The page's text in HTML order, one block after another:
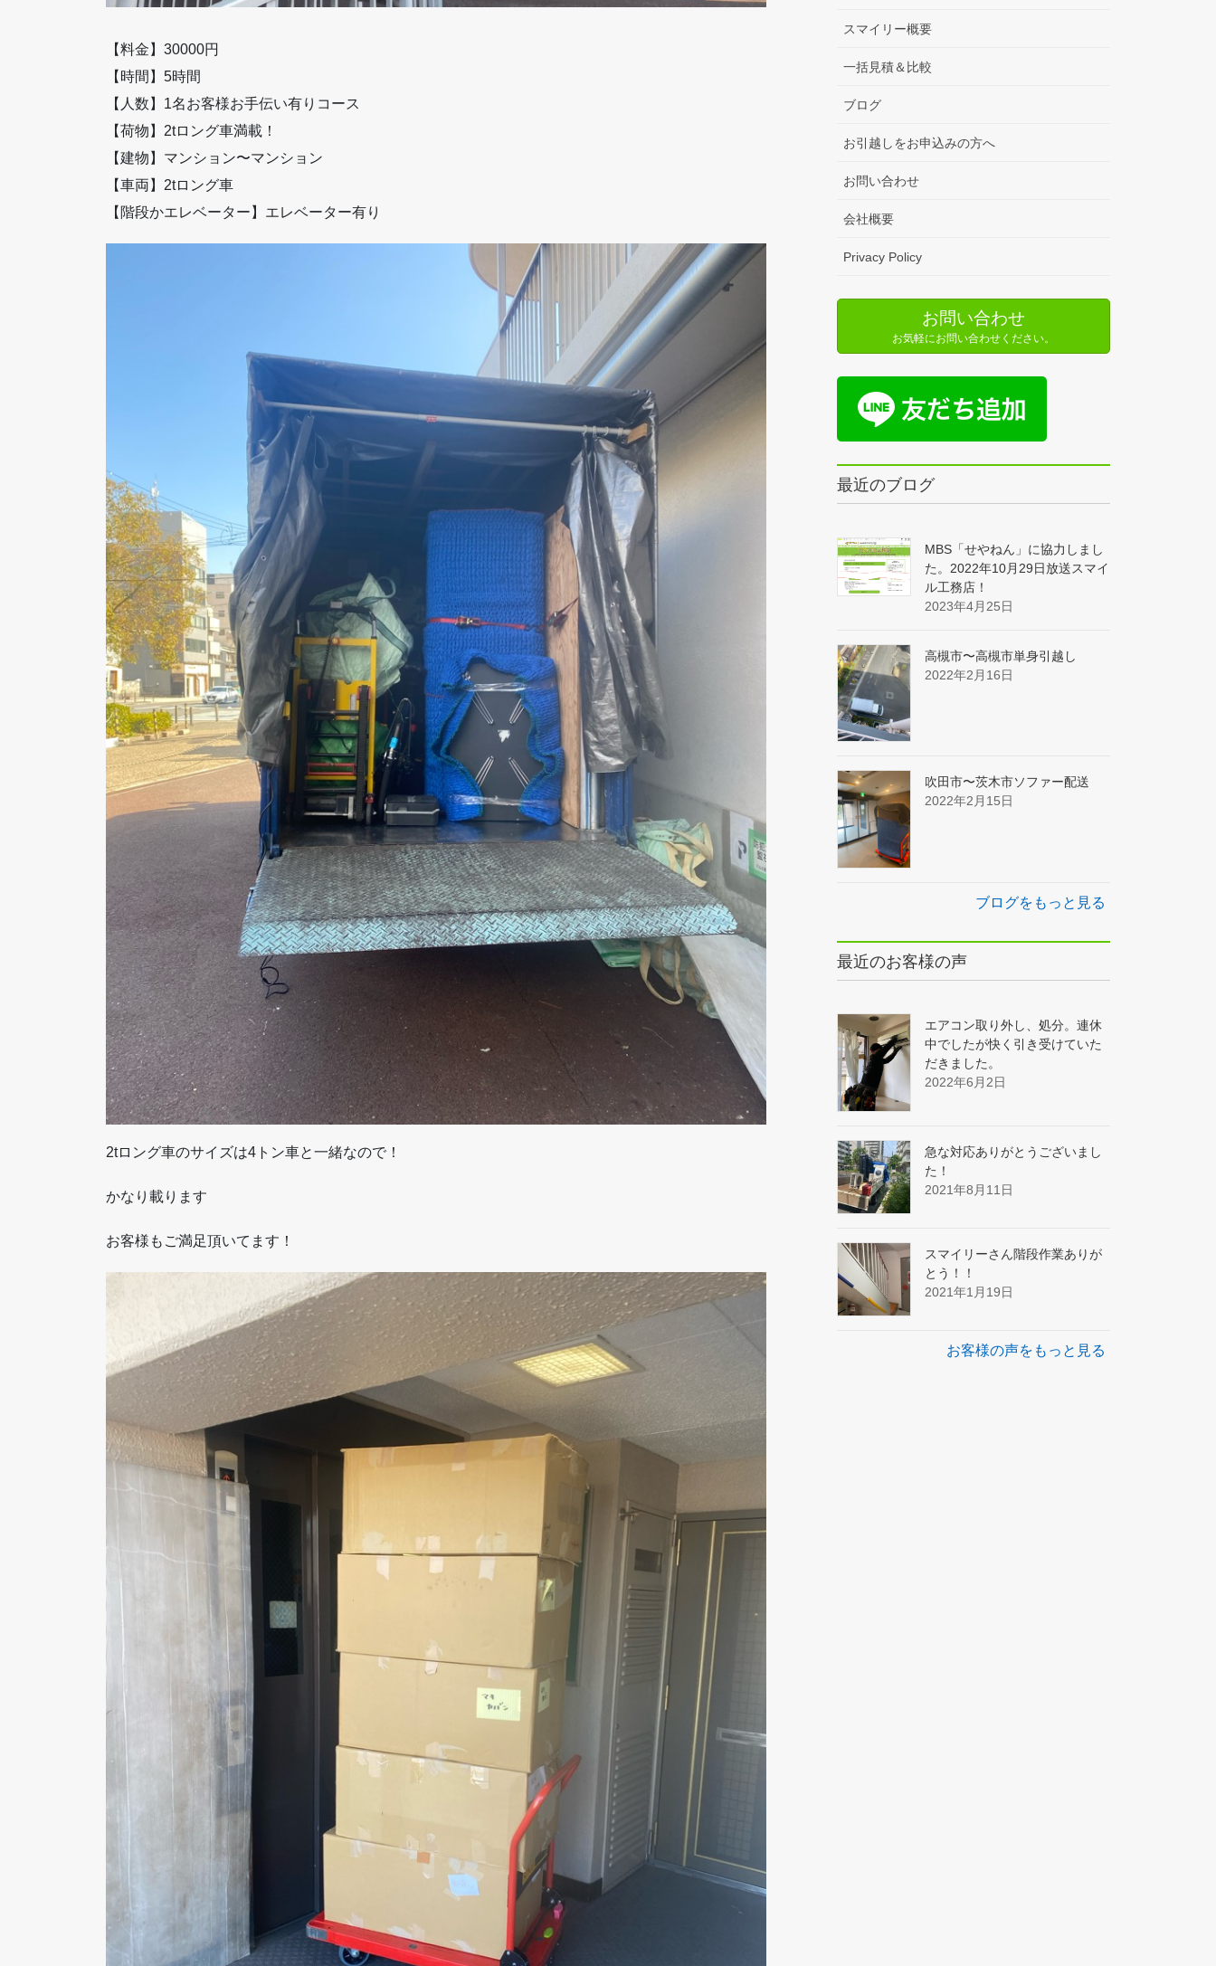
【料金】30000円
【時間】5時間
【人数】1名お客様お手伝い有りコース
【荷物】2tロング車満載！
【建物】マンション〜マンション
【車両】2tロング車
【階段かエレベーター】エレベーター有り
2tロング車のサイズは4トン車と一緒なので！
かなり載ります
お客様もご満足頂いてます！
スマイリー概要
一括見積＆比較
ブログ
お引越しをお申込みの方へ
お問い合わせ
会社概要
Privacy Policy
お問い合わせ
お気軽にお問い合わせください。
最近のブログ
MBS「せやねん」に協力しまし
た。2022年10月29日放送スマイ
ル工務店！
2023年4月25日
高槻市〜高槻市単身引越し
2022年2月16日
吹田市〜茨木市ソファー配送
2022年2月15日
ブログをもっと見る
最近のお客様の声
エアコン取り外し、処分。連休
中でしたが快く引き受けていた
だきました。
2022年6月2日
急な対応ありがとうございまし
た！
2021年8月11日
スマイリーさん階段作業ありが
とう！！
2021年1月19日
お客様の声をもっと見る